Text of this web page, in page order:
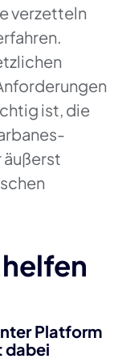
verzetteln
ist, die
äußerst
Platform
dabei